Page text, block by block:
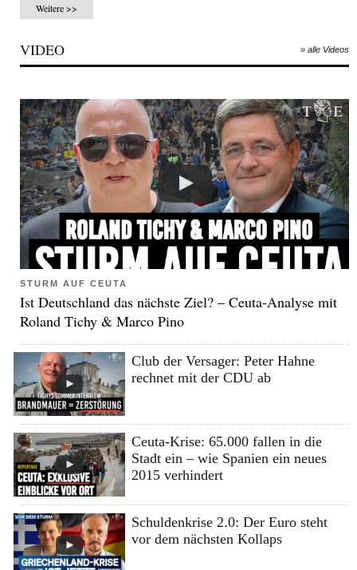
Weitere >>
VIDEO » alle Videos
STURM AUF CEUTA
Ist Deutschland das nächste Ziel? – Ceuta-Analyse mit
Roland Tichy & Marco Pino
Club der Versager: Peter Hahne
rechnet mit der CDU ab
Ceuta-Krise: 65.000 fallen in die
Stadt ein – wie Spanien ein neues
2015 verhindert
Schuldenkrise 2.0: Der Euro steht
vor dem nächsten Kollaps